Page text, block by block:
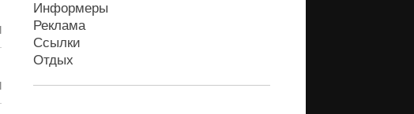
Информеры
Реклама
Ссылки
Отдых